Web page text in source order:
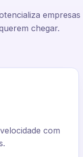
empresas
chegar.
com